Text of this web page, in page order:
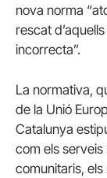
nova norma
rescat
incorrecta”.
La normativa,
de la Unió
Catalunya
com els serveis
comunitaris,